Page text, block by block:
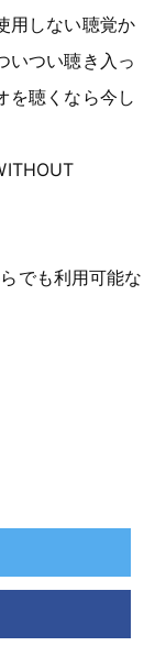
用しない聴覚か
いつい聴き入っ
を聴くなら今し
でも利用可能な